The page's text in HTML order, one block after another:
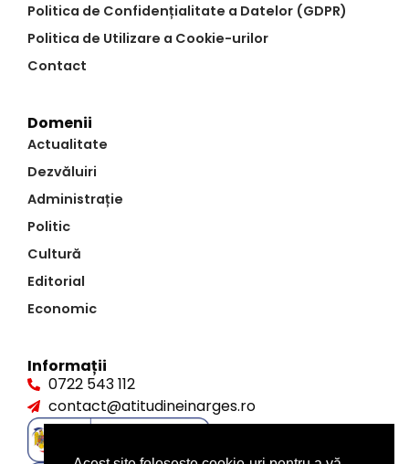
Politica de Confidențialitate a Datelor (GDPR)
Politica de Utilizare a Cookie-urilor
Contact
Domenii
Actualitate
Dezvăluiri
Administrație
Politic
Cultură
Editorial
Economic
Informații
0722 543 112
contact@atitudineinarges.ro